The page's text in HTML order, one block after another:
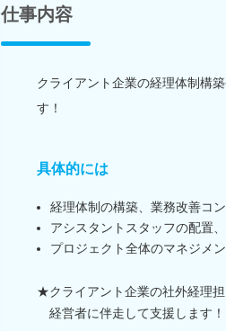
仕事内容
クライアント企業の経理体制構
す！
具体的には
経理体制の構築、業務改善コ
アシスタントスタッフの配置
プロジェクト全体のマネジメ
★クライアント企業の社外経理
経営者に伴走して支援します！